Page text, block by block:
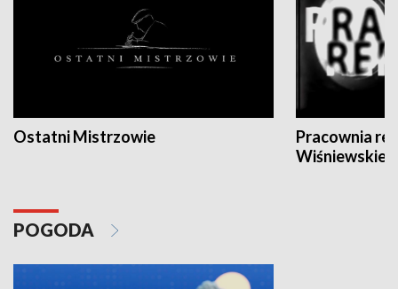
Ostatni Mistrzowie
Pracownia
POGODA